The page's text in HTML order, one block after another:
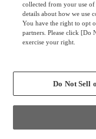
collected from your use of
details about how we use
You have the right to opt
partners. Please click [Do
exercise your right.
Do Not Sell